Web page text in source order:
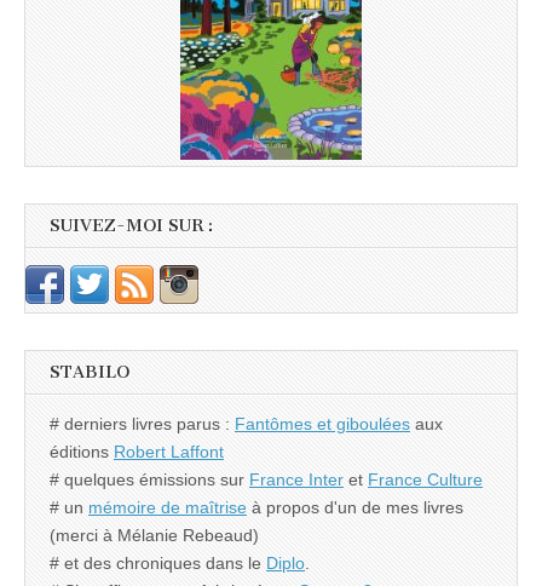
SUIVEZ-MOI SUR :
STABILO
# derniers livres parus : Fantômes et giboulées aux
éditions Robert Laffont
# quelques émissions sur France Inter et France Culture
# un mémoire de maîtrise à propos d'un de mes livres
(merci à Mélanie Rebeaud)
# et des chroniques dans le Diplo